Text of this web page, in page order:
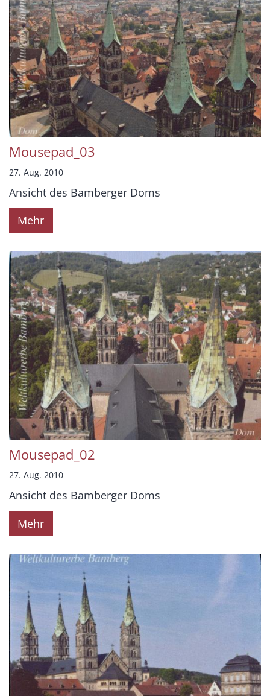
Mousepad_03
27. Aug. 2010
Ansicht des Bamberger Doms
Mehr
Mousepad_02
27. Aug. 2010
Ansicht des Bamberger Doms
Mehr